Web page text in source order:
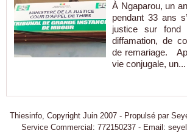
À Ngaparou, un
pendant 33 ans
justice sur fond
diffamation, de
de remariage.
vie conjugale, un...
Thiesinfo, Copyright Juin 2007 - Propulsé par
Service Commercial: 772150237 - Email: